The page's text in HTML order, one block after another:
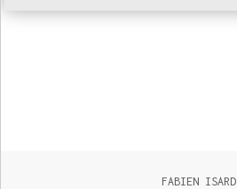
FABIEN ISARD